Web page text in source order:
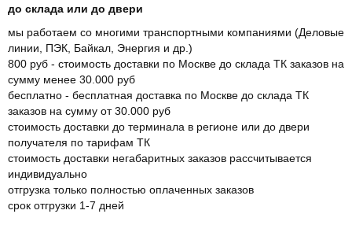
до склада или до двери
мы работаем со многими транспортными компаниями (Деловые
линии, ПЭК, Байкал, Энергия и др.)
800 руб - стоимость доставки по Москве до склада ТК заказов на
сумму менее 30.000 руб
бесплатно - бесплатная доставка по Москве до склада ТК
заказов на сумму от 30.000 руб
стоимость доставки до терминала в регионе или до двери
получателя по тарифам ТК
стоимость доставки негабаритных заказов рассчитывается
индивидуально
отгрузка только полностью оплаченных заказов
срок отгрузки 1-7 дней